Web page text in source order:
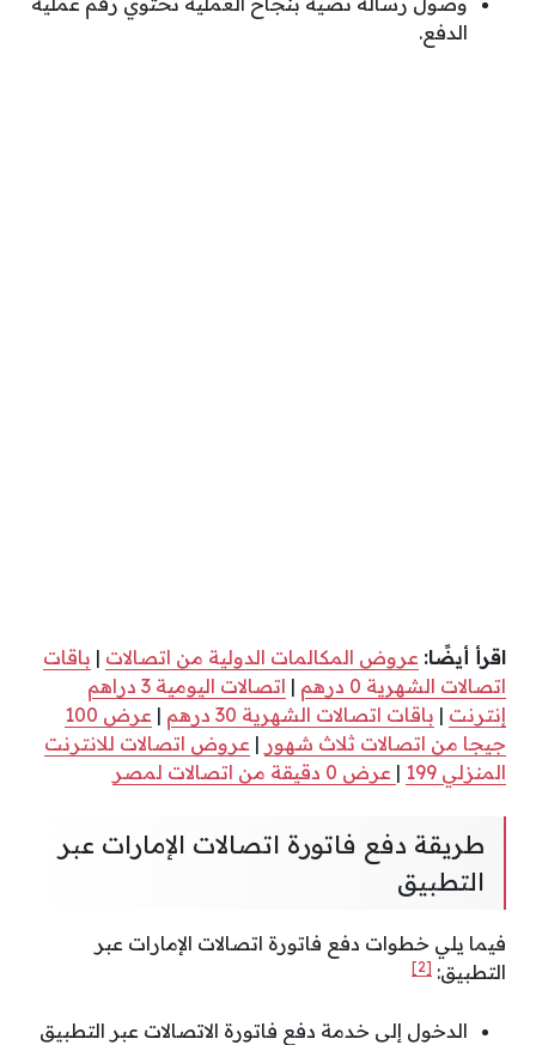
الدفع.
اقرأ أيضًا: عروض المكالمات الدولية من اتصالات | باقات
اتصالات الشهرية 0 درهم
|
اتصالات اليومية 3 دراهم
إنترنت | باقات اتصالات الشهرية 30 درهم |
عرض 100
جيجا من اتصالات ثلاث شهور | عروض اتصالات للانترنت
المنزلي 199
| عرض 0 دقيقة من اتصالات لمصر
طريقة دفع فاتورة اتصالات الإمارات عبر
التطبيق
فيما يلي خطوات دفع فاتورة اتصالات الإمارات عبر
التطبيق: [2]
الدخول إلى خدمة دفع فاتورة الاتصالات عبر التطبيق